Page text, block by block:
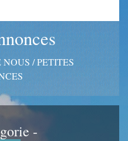
NOUS /PETITES
-